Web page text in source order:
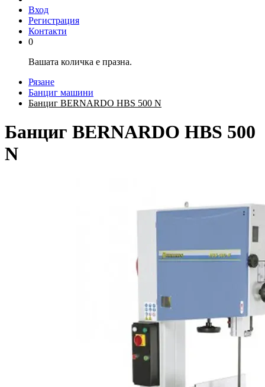
Вход
Регистрация
Контакти
0
Вашата количка е празна.
Рязане
Банциг машини
Банциг BERNARDO HBS 500 N
Банциг BERNARDO HBS 500
N